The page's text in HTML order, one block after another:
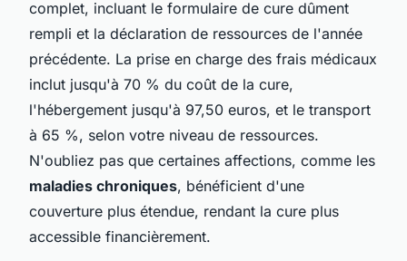
complet, incluant le formulaire de cure dûment
rempli et la déclaration de ressources de l'année
précédente. La prise en charge des frais médicaux
inclut jusqu'à 70 % du coût de la cure,
l'hébergement jusqu'à 97,50 euros, et le transport
à 65 %, selon votre niveau de ressources.
N'oubliez pas que certaines affections, comme les
maladies chroniques, bénéficient d'une
couverture plus étendue, rendant la cure plus
accessible financièrement.